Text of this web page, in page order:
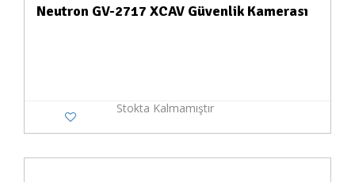
Neutron GV-2717 XCAV Güvenlik Kamerası
Stokta Kalmamıştır